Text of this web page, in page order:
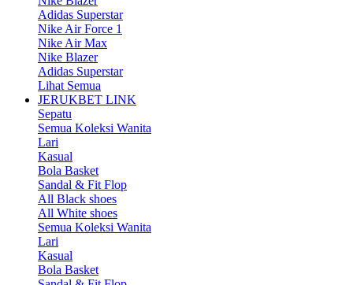
Adidas Superstar
Nike Air Force 1
Nike Air Max
Nike Blazer
Adidas Superstar
Lihat Semua
JERUKBET LINK
Sepatu
Semua Koleksi Wanita
Lari
Kasual
Bola Basket
Sandal & Fit Flop
All Black shoes
All White shoes
Semua Koleksi Wanita
Lari
Kasual
Bola Basket